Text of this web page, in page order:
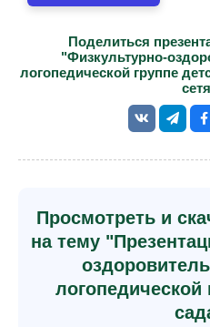
Поделиться
"Физкультурно-
логопедической группе
Просмотреть и
на тему
логопедической